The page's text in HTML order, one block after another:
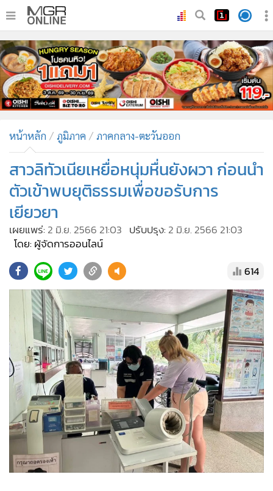
• หน้าหลัก
• ทันเหตุการณ์
• ภาคใต้
• ภูมิภาค
• บันเทิง
ผู้จัดการรายวัน
• คอลัมนิสต์
• ละคร
• CbizReview
• Cyber BIZ
• Good health & Well-being
• Green Innovation & SD
Management & HR
MGR Live
•
Infographic
• การเมือง
ท่องเที่ยว
กีฬา
• ต่างประเทศ
•
Special Scoop
เศรษฐกิจ-ธุรกิจ
หน้าหลัก ภูมิภาค ภาคกลาง-ตะวันออก
สาวลิทัวเนียเหยื่อหนุ่มหื่นยังผวา ก่อนนำ
ตัวเข้าพบยุติธรรมเพื่อขอรับการ
เยียวยา
เผยแพร่: 2 มิ.ย. 2566 21:03 ปรับปรุง: 2 มิ.ย. 2566 21:03
โดย: ผู้จัดการออนไลน์
614